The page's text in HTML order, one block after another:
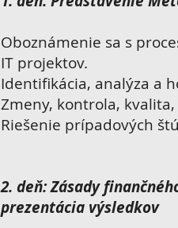
Oboznámenie sa s
IT projektov.
Identifikácia, analýza a
Zmeny, kontrola,
Riešenie prípadových
2. deň: Zásady
prezentácia výsledkov